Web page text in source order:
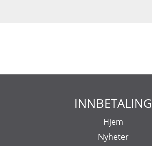
INNBETALING
Hjem
Nyheter